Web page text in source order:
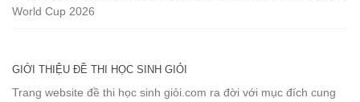
World Cup 2026
GIỚI THIỆU ĐỀ THI HỌC SINH GIỎI
Trang website đề thi học sinh giỏi.com ra đời với mục đích cung